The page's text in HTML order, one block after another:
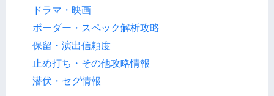
ドラマ・映画
ボーダー・スペック解析攻略
保留・演出信頼度
止め打ち・その他攻略情報
潜伏・セグ情報